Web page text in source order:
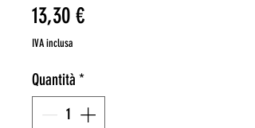
13,30 €Prezzo
IVA inclusa
Quantità *